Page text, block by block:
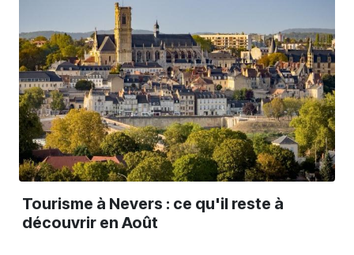
Tourisme à Nevers : ce qu'il reste à
découvrir en Août